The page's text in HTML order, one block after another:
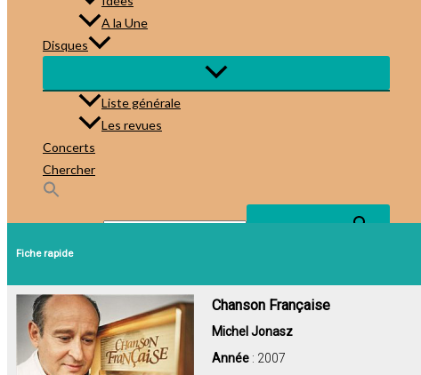
A la Une
Disques
Liste générale
Les revues
Concerts
Chercher
Search Button
Fiche rapide
Chanson Française
Michel Jonasz
Année : 2007